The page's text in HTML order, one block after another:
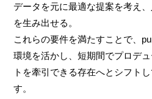
データを元に最適な提案を考え
を生み出せる。
これらの要件を満たすことで、
環境を活かし、短期間でプロデ
トを牽引できる存在へとシフト
す。